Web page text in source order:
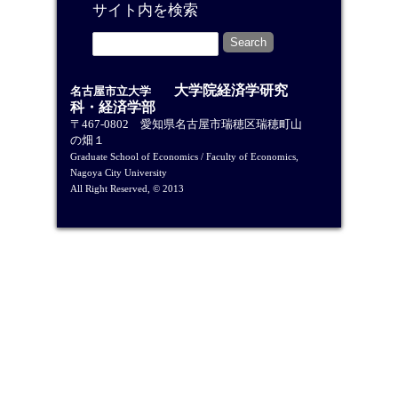
サイト内を検索
名古屋市立大学
大学院経済学研究
科・経済学部
〒467-0802 愛知県名古屋市瑞穂区瑞穂町山
の畑１
Graduate School of Economics / Faculty of Economics,
Nagoya City University
All Right Reserved, © 2013